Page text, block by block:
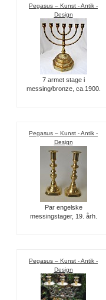
Pegasus – Kunst - Antik -
Design
7 armet stage i
messing/bronze, ca.1900.
Pegasus – Kunst - Antik -
Design
Par engelske
messingstager, 19. årh.
Pegasus – Kunst - Antik -
Design